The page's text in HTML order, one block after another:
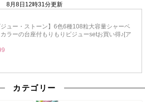
カテゴリー